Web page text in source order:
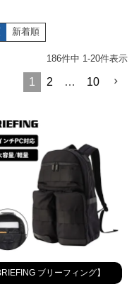
新着順
186件中 1-20件表示
1 2 … 10
ブリーフィング】